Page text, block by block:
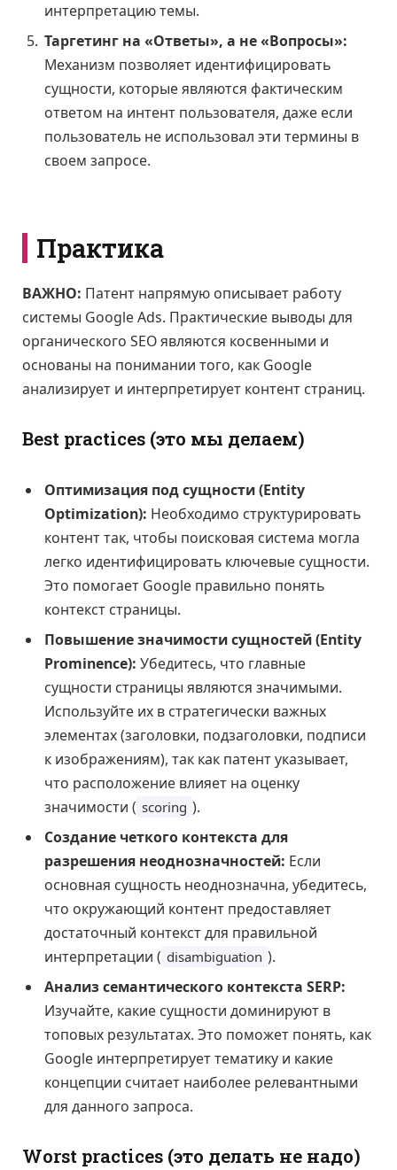
интерпретацию темы.
Таргетинг на «Ответы», а не «Вопросы»:
Механизм позволяет идентифицировать
сущности, которые являются фактическим
ответом на интент пользователя, даже если
пользователь не использовал эти термины в
своем запросе.
Практика
ВАЖНО: Патент напрямую описывает работу
системы Google Ads. Практические выводы для
органического SEO являются косвенными и
основаны на понимании того, как Google
анализирует и интерпретирует контент страниц.
Best practices (это мы делаем)
Оптимизация под сущности (Entity
Optimization): Необходимо структурировать
контент так, чтобы поисковая система могла
легко идентифицировать ключевые сущности.
Это помогает Google правильно понять
контекст страницы.
Повышение значимости сущностей (Entity
Prominence): Убедитесь, что главные
сущности страницы являются значимыми.
Используйте их в стратегически важных
элементах (заголовки, подзаголовки, подписи
к изображениям), так как патент указывает,
что расположение влияет на оценку
значимости ( scoring ).
Создание четкого контекста для
разрешения неоднозначностей: Если
основная сущность неоднозначна, убедитесь,
что окружающий контент предоставляет
достаточный контекст для правильной
интерпретации ( disambiguation ).
Анализ семантического контекста SERP:
Изучайте, какие сущности доминируют в
топовых результатах. Это поможет понять, как
Google интерпретирует тематику и какие
концепции считает наиболее релевантными
для данного запроса.
Worst practices (это делать не надо)